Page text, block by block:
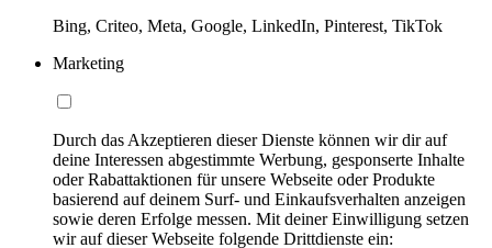
Bing, Criteo, Meta, Google, LinkedIn, Pinterest, TikTok
Marketing
Durch das Akzeptieren dieser Dienste können wir dir auf
deine Interessen abgestimmte Werbung, gesponserte Inhalte
oder Rabattaktionen für unsere Webseite oder Produkte
basierend auf deinem Surf- und Einkaufsverhalten anzeigen
sowie deren Erfolge messen. Mit deiner Einwilligung setzen
wir auf dieser Webseite folgende Drittdienste ein: